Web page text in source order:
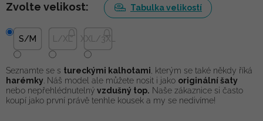
Zvolte velikost: Tabulka velikostí
S/M L/XL XXL/3XL
Seznamte se s tureckými kalhotami , kterým se také někdy říká
harémky . Náš model ale můžete nosit i jako originální šaty
nebo nepřehlédnutelný vzdušný top. Naše zákaznice si často
koupí jako první právě tenhle kousek a my se nedivíme!